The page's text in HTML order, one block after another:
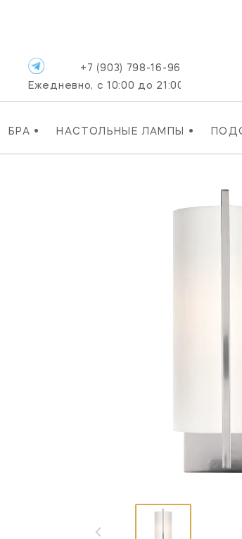
БРА • НАСТОЛЬНЫЕ ЛАМПЫ •
+7 (903) 798-16-96
Ежедневно, с 10:00 до 21:00